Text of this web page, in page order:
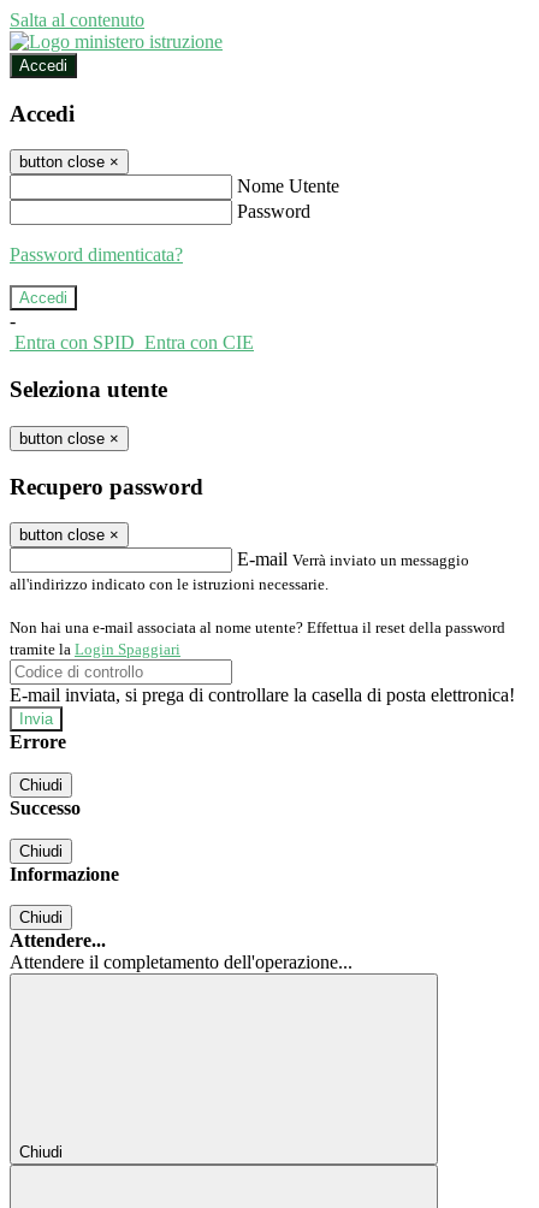
Salta al contenuto
Accedi
Accedi
button close ×
Nome Utente
Password
Password dimenticata?
-
Entra con SPID Entra con CIE
Seleziona utente
button close ×
Recupero password
button close ×
E-mail Verrà inviato un messaggio
all'indirizzo indicato con le istruzioni necessarie.
Non hai una e-mail associata al nome utente? Effettua il reset della password
tramite la Login Spaggiari
E-mail inviata, si prega di controllare la casella di posta elettronica!
Errore
Chiudi
Successo
Chiudi
Informazione
Chiudi
Attendere...
Attendere il completamento dell'operazione...
Chiudi